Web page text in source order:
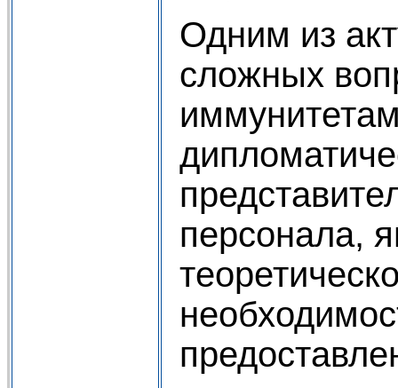
Одним из
сложных
персонала,